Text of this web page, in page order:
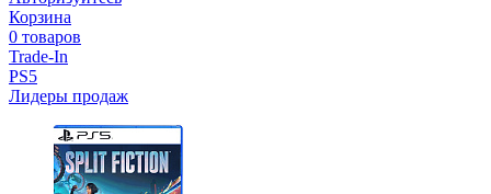
Корзина
0 товаров
Trade-In
PS5
Лидеры продаж